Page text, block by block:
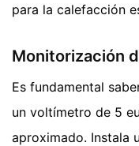
para la calefacción
Monitorización
Es fundamental
un voltímetro de 5
aproximado. Instala